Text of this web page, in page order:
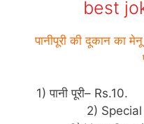
best
पानीपूरी की दूकान का
1) पानी पूरी– Rs.10.
2) Special